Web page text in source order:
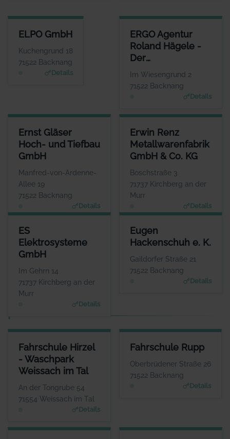
ELPO GmbH
Kuchengrund 18
71522 Backnang
Details
ELPO GMBH
Herr Uwe Junk
www.elpo.de
ERGO Agentur
Roland Hägele -
Der
Unternehmer-
Berater
Im Wiesengrund 2
71522 Backnang
Details
ERGO AGENTUR ROLAND
Ernst Gläser
Hoch- und Tiefbau
GmbH
Manfred-von-Ardenne-
Allee 19
71522 Backnang
Details
ERNST GLÄSER HOCH- UND TIEFBAU GMBH
ANSPRECHPARTNER
Herr Ulrich Gläser
WEBSITE
Erwin Renz
Metallwarenfabrik
GmbH & Co. KG
Boschstraße 3
71737 Kirchberg an der
Murr
Details
ERWIN RENZ
ES
Elektrosysteme
GmbH
Im Gehrn 14
71737 Kirchberg an der
Murr
Details
ES ELEKTROSYSTEME GMBH
Herr Espen Wilhelm
Eugen
Hackenschuh e. K.
Gaildorfer Straße 21
71522 Backnang
Details
EUGEN HACKENSCHUH E. K.
ANSPRECHPARTNER
Herr Alexander
Eckstein
www.hackenschuh.eu
F
Fahrschule Hirzel
- Waschpark
Weissach im Tal
An der Tongrube 54
71554 Weissach im Tal
Details
FAHRSCHULE HIRZEL - WASCHPARK WEISSACH IM TAL
ANSPRECHPARTNER
Herr Timo Hirzel
www.fahrschule-hirzel.de; www.waschparkweissachim
tal.de
Fahrschule Rupp
Oberbrüdener Straße 26
71522 Backnang
Details
FAHRSCHULE RUPP
ANSPRECHPARTNER
Herr Andreas Rupp
www.fahrschule-rupp.d
e